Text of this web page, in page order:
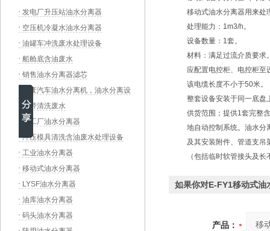
发电厂升压站油水分离器
空压机冷凝水油水分离器
油罐车冲洗废水处理设备
船舱底含油废水
销售油水分离器滤芯
报废汽车油水分离机，油水分离设
备，汽车拆解流水线
镍带清洗废水
化工厂油水分离器
冲压模具清洗含油废水处理设备
工业油水分离器
移动式油水分离器
LYSF油水分离器
油库油水分离器
码头油水分离器
移动式油水分离器用来处
处理能力：1m3/h。
设备数量：1套。
材料：满足过流介质要求
应配置电控柜、电控柜至
该电缆长度不小于50米。
整套设备安装于同一底盘
供货范围；提供1套完整
地自动控制系统。油水分
及其安装附件、管道支吊
（包括临时软管接头及
如果你对E-FY1移动式油
产品：